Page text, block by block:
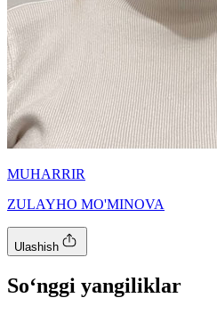
MUHARRIR
ZULAYHO MO'MINOVA
Ulashish
So‘nggi yangiliklar